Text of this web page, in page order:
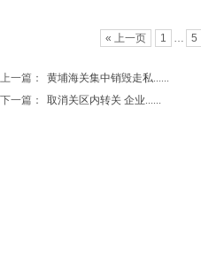
« 上一页 1 … 5
上一篇：
黄埔海关集中销毁走私......
下一篇：
取消关区内转关 企业......